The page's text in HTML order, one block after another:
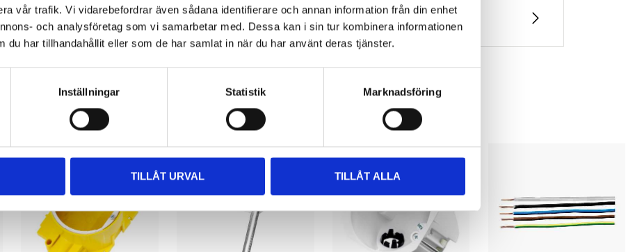
vår trafik. Vi vidarebefordrar även sådana identifierare och annan information från din enhet
och analysföretag som vi samarbetar med. Dessa kan i sin tur kombinera informationen
du har tillhandahållit eller som de har samlat in när du har använt deras tjänster.
Inställningar Statistik Marknadsföring
TILLÅT URVAL TILLÅT ALLA
Andra kunder köpte också